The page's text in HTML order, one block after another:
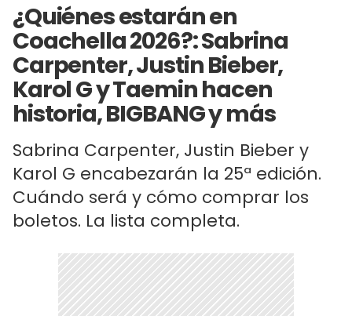
¿Quiénes estarán en
Coachella 2026?: Sabrina
Carpenter, Justin Bieber,
Karol G y Taemin hacen
historia, BIGBANG y más
Sabrina Carpenter, Justin Bieber y
Karol G encabezarán la 25ª edición.
Cuándo será y cómo comprar los
boletos. La lista completa.